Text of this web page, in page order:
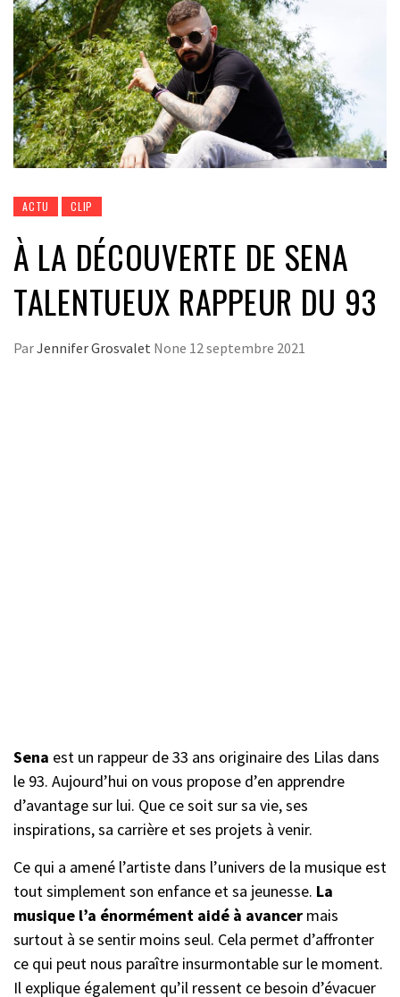
ACTU CLIP
À LA DÉCOUVERTE DE SENA
TALENTUEUX RAPPEUR DU 93
ParJennifer Grosvalet None 12 septembre 2021
Sena est un rappeur de 33 ans originaire des Lilas dans
le 93. Aujourd’hui on vous propose d’en apprendre
d’avantage sur lui. Que ce soit sur sa vie, ses
inspirations, sa carrière et ses projets à venir.
Ce qui a amené l’artiste dans l’univers de la musique est
tout simplement son enfance et sa jeunesse. La
musique l’a énormément aidé à avancer mais
surtout à se sentir moins seul. Cela permet d’affronter
ce qui peut nous paraître insurmontable sur le moment.
Il explique également qu’il ressent ce besoin d’évacuer